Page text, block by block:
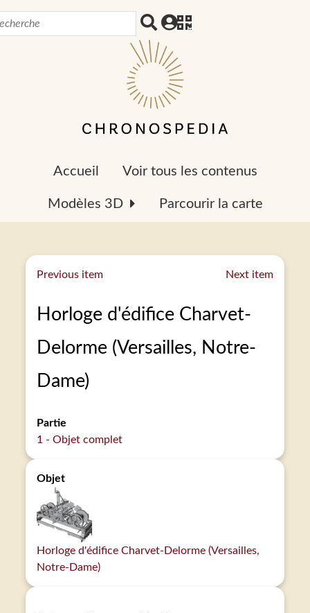
Accueil Voir tous les contenus
Modèles 3D Parcourir la carte
Previous item Next item
Horloge d'édifice Charvet-
Delorme (Versailles, Notre-
Dame)
Partie
1 - Objet complet
Objet
Horloge d'édifice Charvet-Delorme (Versailles,
Notre-Dame)